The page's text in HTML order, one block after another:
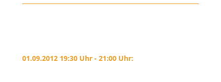
01.09.2012 19:30 Uhr - 21:00 Uhr: